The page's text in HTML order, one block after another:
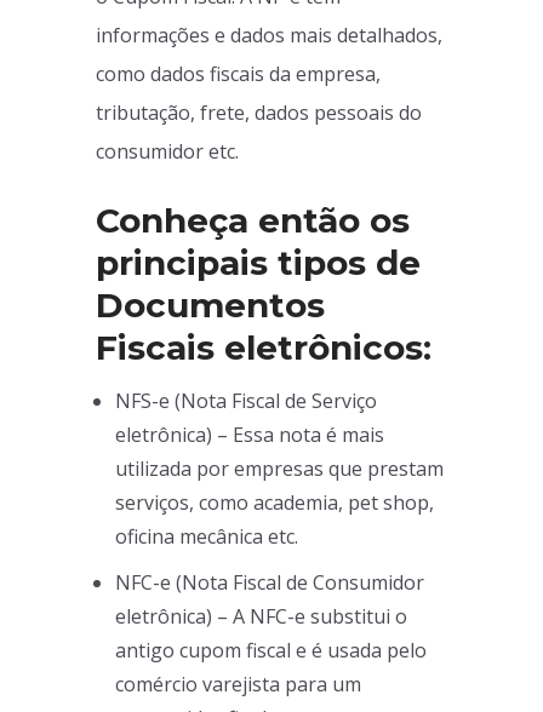
informações e dados mais detalhados,
como dados fiscais da empresa,
tributação, frete, dados pessoais do
consumidor etc.
Conheça então os
principais tipos de
Documentos
Fiscais eletrônicos:
NFS-e (Nota Fiscal de Serviço
eletrônica) – Essa nota é mais
utilizada por empresas que prestam
serviços, como academia, pet shop,
oficina mecânica etc.
NFC-e (Nota Fiscal de Consumidor
eletrônica) – A NFC-e substitui o
antigo cupom fiscal e é usada pelo
comércio varejista para um